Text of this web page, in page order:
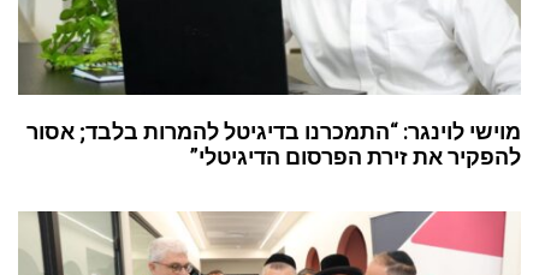
מוישי לוינגר: “התמכרנו בדיגיטל להמרות בלבד; אסור
להפקיר את זירת הפרסום הדיגיטלי”